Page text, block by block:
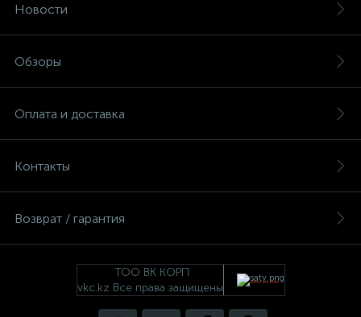
Новости
Обзоры
Оплата и доставка
Контакты
Возврат / гарантия
ТОО ВК КОРП
vkc.kz Все права защищены